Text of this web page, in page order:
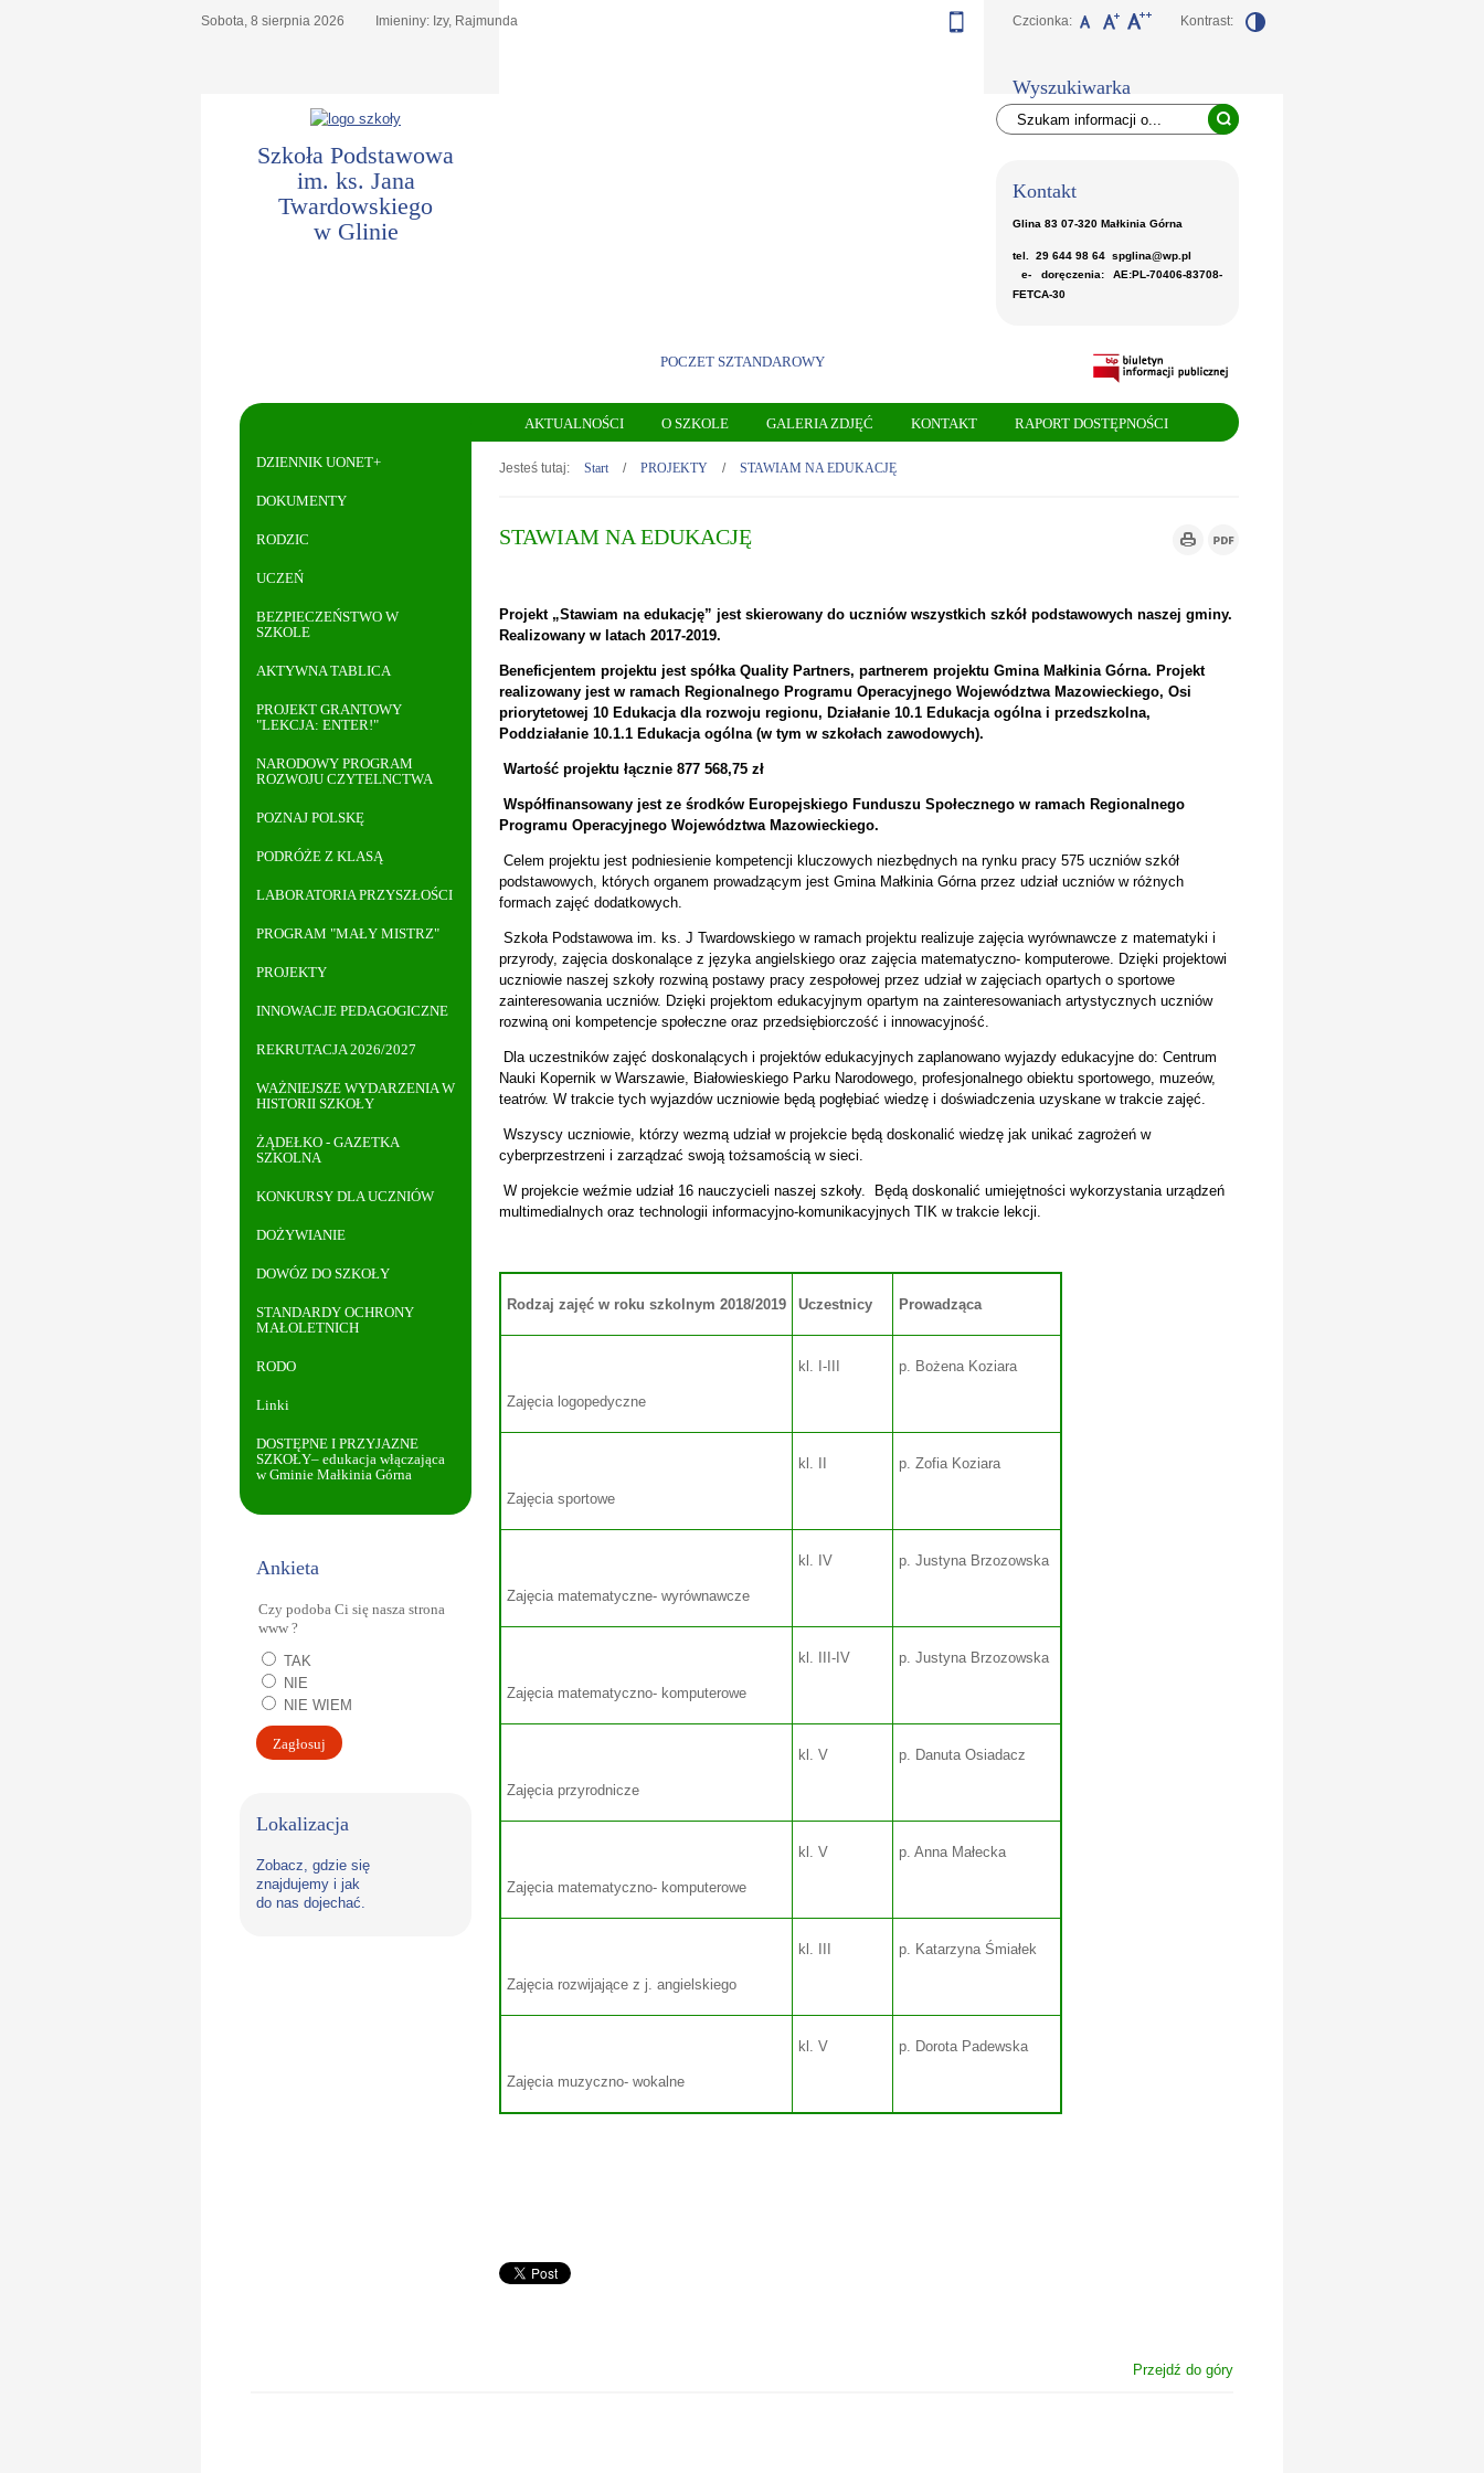
Szkoła Podstawowa
im. ks. Jana
Twardowskiego
w Glinie
Czcionka: Kontrast:
Wyszukiwarka
Kontakt
Glina 83 07-320 Małkinia Górna
tel. 29 644 98 64 spglina@wp.pl
e- doręczenia: AE:PL-70406-83708-
FETCA-30
Sobota, 8 sierpnia 2026 Imieniny: Izy, Rajmunda
POCZET SZTANDAROWY
KONKURS O PATRONIE
APEL Z OKAZJI 3 -MAJA
AKTUALNOŚCI O SZKOLE GALERIA ZDJĘĆ KONTAKT RAPORT DOSTĘPNOŚCI
DZIENNIK UONET+
DOKUMENTY
RODZIC
UCZEŃ
BEZPIECZEŃSTWO W
SZKOLE
AKTYWNA TABLICA
PROJEKT GRANTOWY
"LEKCJA: ENTER!"
NARODOWY PROGRAM
ROZWOJU CZYTELNCTWA
POZNAJ POLSKĘ
PODRÓŻE Z KLASĄ
LABORATORIA PRZYSZŁOŚCI
PROGRAM "MAŁY MISTRZ"
PROJEKTY
INNOWACJE PEDAGOGICZNE
REKRUTACJA 2026/2027
WAŻNIEJSZE WYDARZENIA W
HISTORII SZKOŁY
ŻĄDEŁKO - GAZETKA
SZKOLNA
KONKURSY DLA UCZNIÓW
DOŻYWIANIE
DOWÓZ DO SZKOŁY
STANDARDY OCHRONY
MAŁOLETNICH
RODO
Linki
DOSTĘPNE I PRZYJAZNE
SZKOŁY– edukacja włączająca
w Gminie Małkinia Górna
Ankieta
Czy podoba Ci się nasza strona
www ?
TAK
NIE
NIE WIEM
Lokalizacja
Zobacz, gdzie się
znajdujemy i jak
do nas dojechać.
Jesteś tutaj: Start / PROJEKTY / STAWIAM NA EDUKACJĘ
STAWIAM NA EDUKACJĘ
Projekt „Stawiam na edukację” jest skierowany do uczniów wszystkich szkół podstawowych naszej gminy.
Realizowany w latach 2017-2019.
Beneficjentem projektu jest spółka Quality Partners, partnerem projektu Gmina Małkinia Górna. Projekt
realizowany jest w ramach Regionalnego Programu Operacyjnego Województwa Mazowieckiego, Osi
priorytetowej 10 Edukacja dla rozwoju regionu, Działanie 10.1 Edukacja ogólna i przedszkolna,
Poddziałanie 10.1.1 Edukacja ogólna (w tym w szkołach zawodowych).
Wartość projektu łącznie 877 568,75 zł
Współfinansowany jest ze środków Europejskiego Funduszu Społecznego w ramach Regionalnego
Programu Operacyjnego Województwa Mazowieckiego.
Celem projektu jest podniesienie kompetencji kluczowych niezbędnych na rynku pracy 575 uczniów szkół
podstawowych, których organem prowadzącym jest Gmina Małkinia Górna przez udział uczniów w różnych
formach zajęć dodatkowych.
Szkoła Podstawowa im. ks. J Twardowskiego w ramach projektu realizuje zajęcia wyrównawcze z matematyki i
przyrody, zajęcia doskonalące z języka angielskiego oraz zajęcia matematyczno- komputerowe. Dzięki projektowi
uczniowie naszej szkoły rozwiną postawy pracy zespołowej przez udział w zajęciach opartych o sportowe
zainteresowania uczniów. Dzięki projektom edukacyjnym opartym na zainteresowaniach artystycznych uczniów
rozwiną oni kompetencje społeczne oraz przedsiębiorczość i innowacyjność.
Dla uczestników zajęć doskonalących i projektów edukacyjnych zaplanowano wyjazdy edukacyjne do: Centrum
Nauki Kopernik w Warszawie, Białowieskiego Parku Narodowego, profesjonalnego obiektu sportowego, muzeów,
teatrów. W trakcie tych wyjazdów uczniowie będą pogłębiać wiedzę i doświadczenia uzyskane w trakcie zajęć.
Wszyscy uczniowie, którzy wezmą udział w projekcie będą doskonalić wiedzę jak unikać zagrożeń w
cyberprzestrzeni i zarządzać swoją tożsamością w sieci.
W projekcie weźmie udział 16 nauczycieli naszej szkoły.
Będą doskonalić umiejętności wykorzystania urządzeń
multimedialnych oraz technologii informacyjno-komunikacyjnych TIK w trakcie lekcji.
Rodzaj zajęć w roku szkolnym 2018/2019 Uczestnicy Prowadząca
Zajęcia logopedyczne
kl. I-III p. Bożena Koziara
Zajęcia sportowe
kl. II p. Zofia Koziara
Zajęcia matematyczne- wyrównawcze
kl. IV p. Justyna Brzozowska
Zajęcia matematyczno- komputerowe
kl. III-IV p. Justyna Brzozowska
Zajęcia przyrodnicze
kl. V p. Danuta Osiadacz
Zajęcia matematyczno- komputerowe
kl. V p. Anna Małecka
Zajęcia rozwijające z j. angielskiego
kl. III p. Katarzyna Śmiałek
Zajęcia muzyczno- wokalne
kl. V p. Dorota Padewska
Przejdź do góry